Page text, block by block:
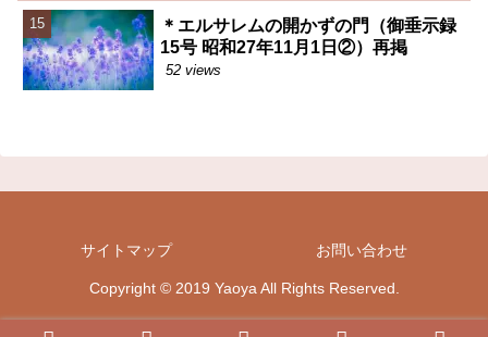
＊エルサレムの開かずの門（御垂示録
15号 昭和27年11月1日②）再掲
52 views
サイトマップ お問い合わせ
Copyright © 2019 Yaoya All Rights Reserved.